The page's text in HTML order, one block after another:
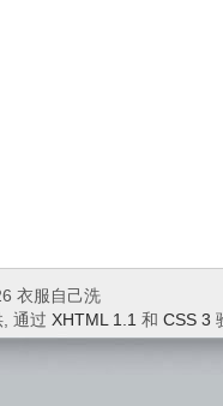
衣服自己洗
通过 XHTML 1.1 和 CSS 3